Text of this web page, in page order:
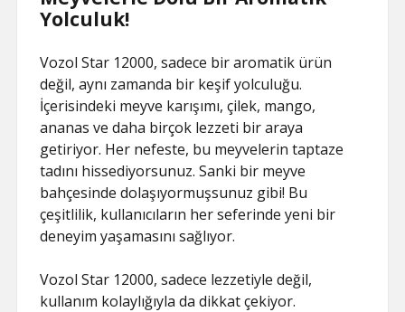
Yolculuk!
Vozol Star 12000, sadece bir aromatik ürün
değil, aynı zamanda bir keşif yolculuğu.
İçerisindeki meyve karışımı, çilek, mango,
ananas ve daha birçok lezzeti bir araya
getiriyor. Her nefeste, bu meyvelerin taptaze
tadını hissediyorsunuz. Sanki bir meyve
bahçesinde dolaşıyormuşsunuz gibi! Bu
çeşitlilik, kullanıcıların her seferinde yeni bir
deneyim yaşamasını sağlıyor.
Vozol Star 12000, sadece lezzetiyle değil,
kullanım kolaylığıyla da dikkat çekiyor.